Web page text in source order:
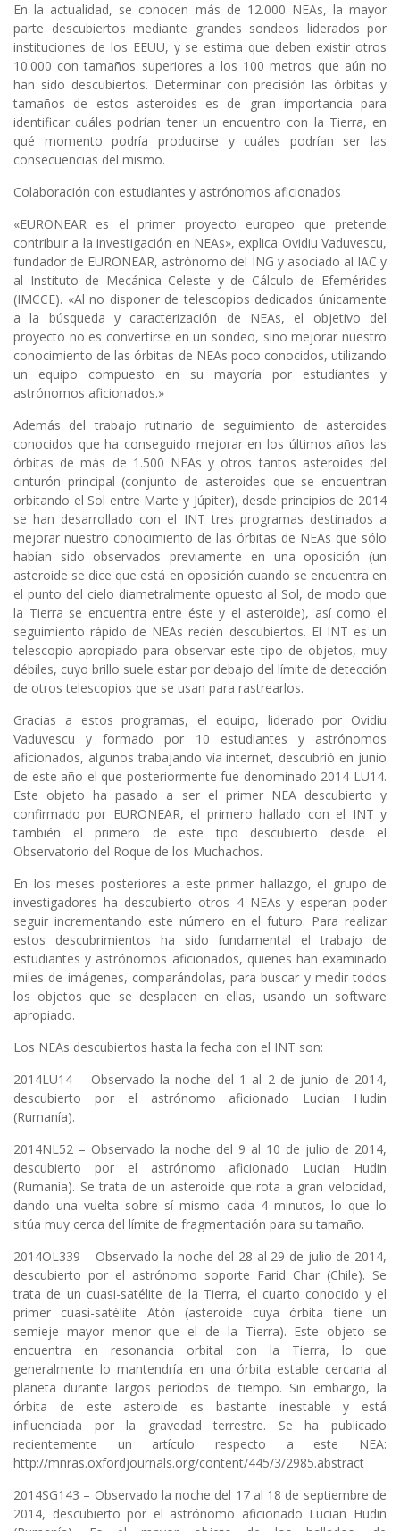
En la actualidad, se conocen más de 12.000 NEAs, la mayor
parte descubiertos mediante grandes sondeos liderados por
instituciones de los EEUU, y se estima que deben existir otros
10.000 con tamaños superiores a los 100 metros que aún no
han sido descubiertos. Determinar con precisión las órbitas y
tamaños de estos asteroides es de gran importancia para
identificar cuáles podrían tener un encuentro con la Tierra, en
qué momento podría producirse y cuáles podrían ser las
consecuencias del mismo.
Colaboración con estudiantes y astrónomos aficionados
«EURONEAR es el primer proyecto europeo que pretende
contribuir a la investigación en NEAs», explica Ovidiu Vaduvescu,
fundador de EURONEAR, astrónomo del ING y asociado al IAC y
al Instituto de Mecánica Celeste y de Cálculo de Efemérides
(IMCCE). «Al no disponer de telescopios dedicados únicamente
a la búsqueda y caracterización de NEAs, el objetivo del
proyecto no es convertirse en un sondeo, sino mejorar nuestro
conocimiento de las órbitas de NEAs poco conocidos, utilizando
un equipo compuesto en su mayoría por estudiantes y
astrónomos aficionados.»
Además del trabajo rutinario de seguimiento de asteroides
conocidos que ha conseguido mejorar en los últimos años las
órbitas de más de 1.500 NEAs y otros tantos asteroides del
cinturón principal (conjunto de asteroides que se encuentran
orbitando el Sol entre Marte y Júpiter), desde principios de 2014
se han desarrollado con el INT tres programas destinados a
mejorar nuestro conocimiento de las órbitas de NEAs que sólo
habían sido observados previamente en una oposición (un
asteroide se dice que está en oposición cuando se encuentra en
el punto del cielo diametralmente opuesto al Sol, de modo que
la Tierra se encuentra entre éste y el asteroide), así como el
seguimiento rápido de NEAs recién descubiertos. El INT es un
telescopio apropiado para observar este tipo de objetos, muy
débiles, cuyo brillo suele estar por debajo del límite de detección
de otros telescopios que se usan para rastrearlos.
Gracias a estos programas, el equipo, liderado por Ovidiu
Vaduvescu y formado por 10 estudiantes y astrónomos
aficionados, algunos trabajando vía internet, descubrió en junio
de este año el que posteriormente fue denominado 2014 LU14.
Este objeto ha pasado a ser el primer NEA descubierto y
confirmado por EURONEAR, el primero hallado con el INT y
también el primero de este tipo descubierto desde el
Observatorio del Roque de los Muchachos.
En los meses posteriores a este primer hallazgo, el grupo de
investigadores ha descubierto otros 4 NEAs y esperan poder
seguir incrementando este número en el futuro. Para realizar
estos descubrimientos ha sido fundamental el trabajo de
estudiantes y astrónomos aficionados, quienes han examinado
miles de imágenes, comparándolas, para buscar y medir todos
los objetos que se desplacen en ellas, usando un software
apropiado.
Los NEAs descubiertos hasta la fecha con el INT son:
2014LU14 – Observado la noche del 1 al 2 de junio de 2014,
descubierto por el astrónomo aficionado Lucian Hudin
(Rumanía).
2014NL52 – Observado la noche del 9 al 10 de julio de 2014,
descubierto por el astrónomo aficionado Lucian Hudin
(Rumanía). Se trata de un asteroide que rota a gran velocidad,
dando una vuelta sobre sí mismo cada 4 minutos, lo que lo
sitúa muy cerca del límite de fragmentación para su tamaño.
2014OL339 – Observado la noche del 28 al 29 de julio de 2014,
descubierto por el astrónomo soporte Farid Char (Chile). Se
trata de un cuasi-satélite de la Tierra, el cuarto conocido y el
primer cuasi-satélite Atón (asteroide cuya órbita tiene un
semieje mayor menor que el de la Tierra). Este objeto se
encuentra en resonancia orbital con la Tierra, lo que
generalmente lo mantendría en una órbita estable cercana al
planeta durante largos períodos de tiempo. Sin embargo, la
órbita de este asteroide es bastante inestable y está
influenciada por la gravedad terrestre. Se ha publicado
recientemente un artículo respecto a este NEA:
http://mnras.oxfordjournals.org/content/445/3/2985.abstract
2014SG143 – Observado la noche del 17 al 18 de septiembre de
2014, descubierto por el astrónomo aficionado Lucian Hudin